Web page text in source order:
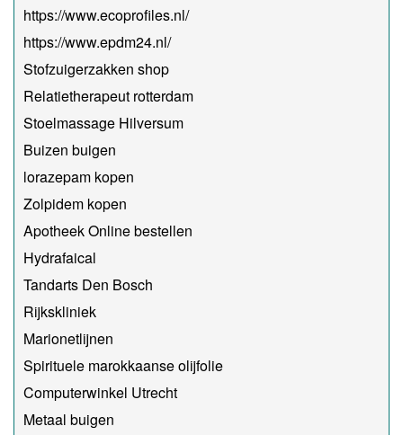
https://www.ecoprofiles.nl/
https://www.epdm24.nl/
Stofzuigerzakken shop
Relatietherapeut rotterdam
Stoelmassage Hilversum
Buizen buigen
lorazepam kopen
Zolpidem kopen
Apotheek Online bestellen
Hydrafaical
Tandarts Den Bosch
Rijkskliniek
Marionetlijnen
Spirituele marokkaanse olijfolie
Computerwinkel Utrecht
Metaal buigen